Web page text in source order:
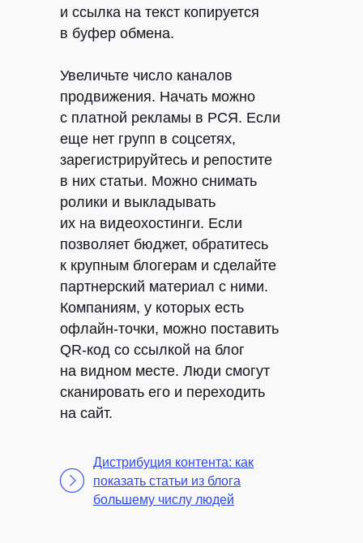
и ссылка на текст копируется
в буфер обмена.
Увеличьте число каналов
продвижения. Начать можно
с платной рекламы в РСЯ. Если
еще нет групп в соцсетях,
зарегистрируйтесь и репостите
в них статьи. Можно снимать
ролики и выкладывать
их на видеохостинги. Если
позволяет бюджет, обратитесь
к крупным блогерам и сделайте
партнерский материал с ними.
Компаниям, у которых есть
офлайн-точки, можно поставить
QR-код со ссылкой на блог
на видном месте. Люди смогут
сканировать его и переходить
на сайт.
Дистрибуция контента: как
показать статьи из блога
большему числу людей